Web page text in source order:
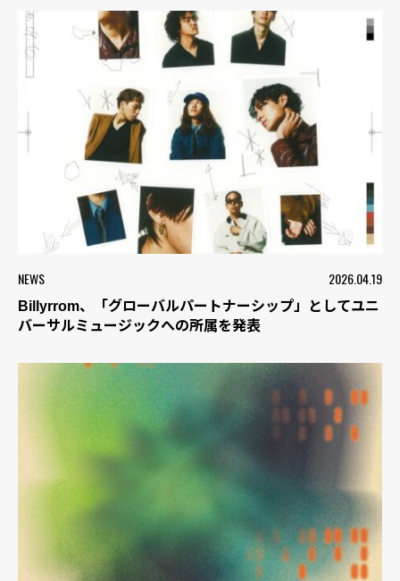
NEWS 2026.04.19
Billyrrom、「グローバルパートナーシップ」としてユニ
バーサルミュージックへの所属を発表